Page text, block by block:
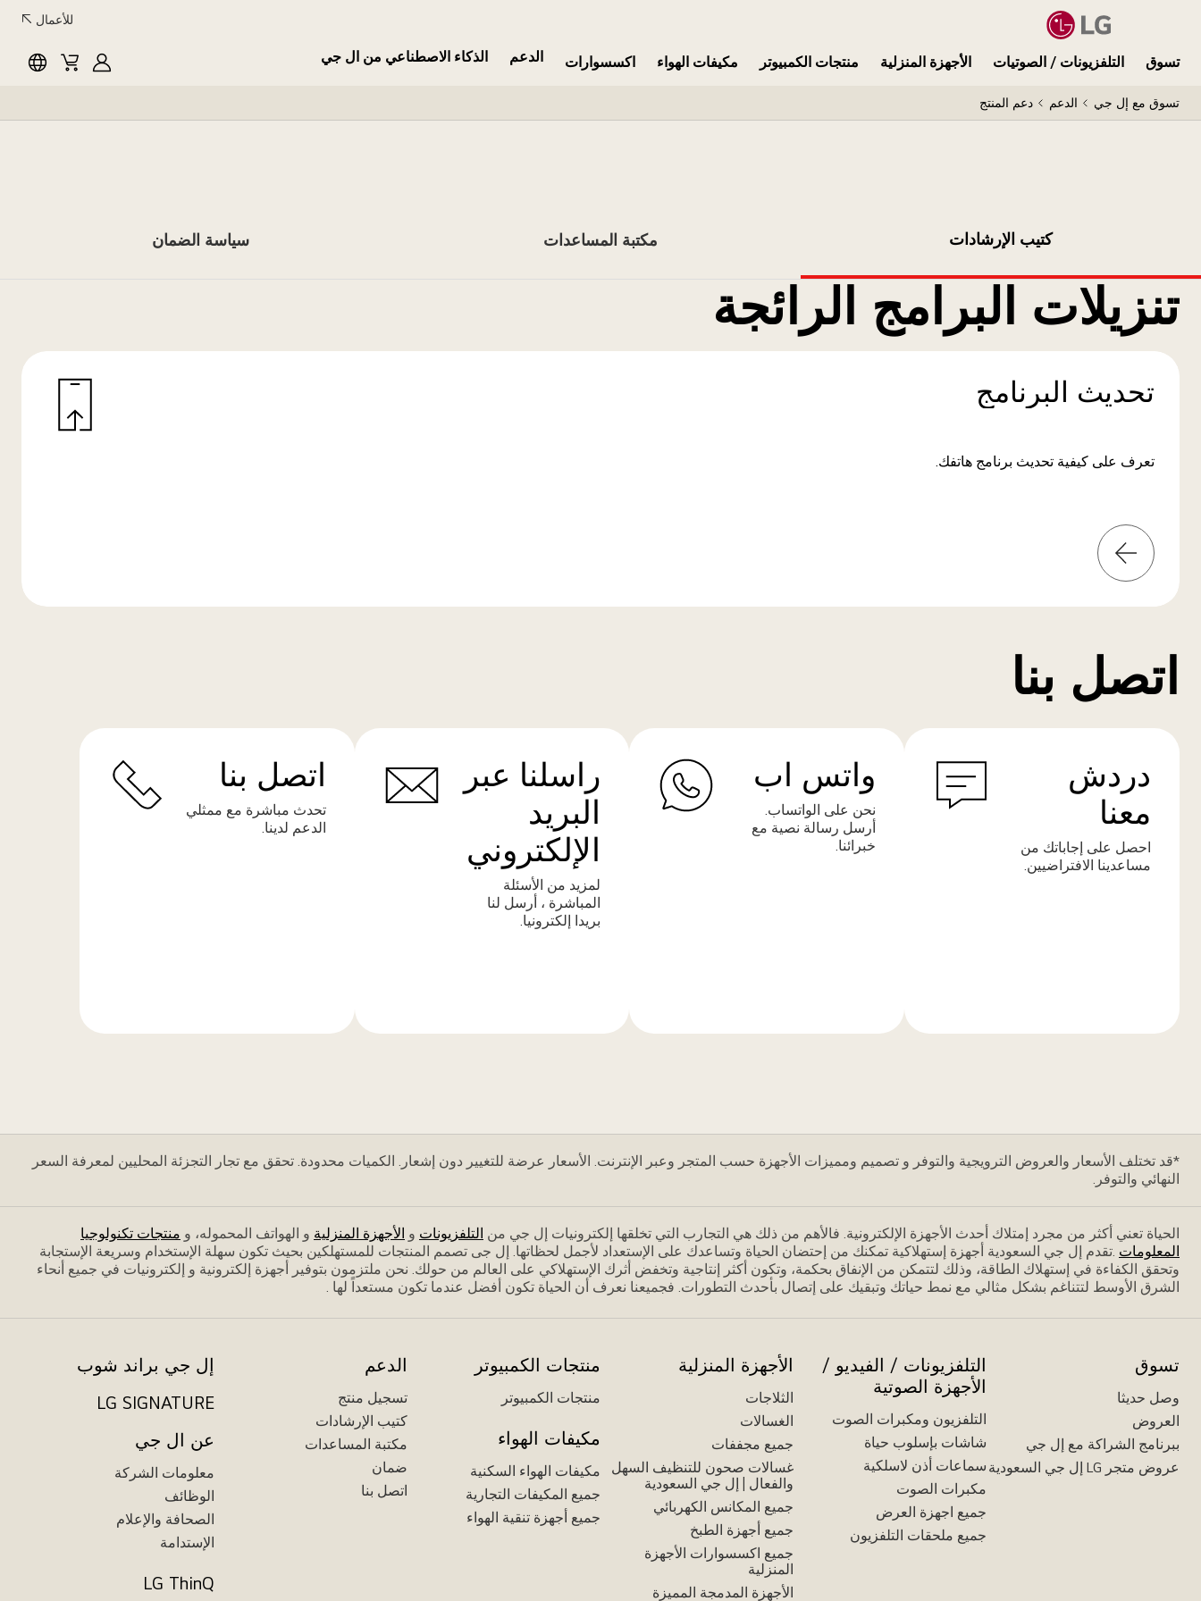
للأعمال
تسوق التلفزيونات / الصوتيات الأجهزة المنزلية منتجات الكمبيوتر مكيفات الهواء اكسسوارات الدعم
الذكاء الاصطناعي من ال جي
MyLG
Cart
تسوق مع إل جي الدعم دعم المنتج
كتيب الإرشادات مكتبة المساعدات سياسة الضمان
تنزيلات البرامج الرائجة
تحديث البرنامج
تعرف على كيفية تحديث برنامج هاتفك.
المزيد
من
المعلومات
اتصل بنا
دردش
معنا
احصل على إجاباتك من
مساعدينا الافتراضيين.
واتس اب
نحن على الواتساب.
أرسل رسالة نصية مع
خبرائنا.
راسلنا عبر
البريد
الإلكتروني
لمزيد من الأسئلة
المباشرة ، أرسل لنا
بريدا إلكترونيا.
اتصل بنا
تحدث مباشرة مع ممثلي
الدعم لدينا.
*قد تختلف الأسعار والعروض الترويجية والتوفر و تصميم ومميزات الأجهزة حسب المتجر وعبر الإنترنت. الأسعار عرضة للتغيير دون إشعار. الكميات محدودة. تحقق مع تجار التجزئة المحليين لمعرفة السعر
النهائي والتوفر.
الحياة تعني أكثر من مجرد إمتلاك أحدث الأجهزة الإلكترونية. فاﻷهم من ذلك هي التجارب التي تخلقها إلكترونيات إل جي من التلفزيونات و الأجهزة المنزلية و الهواتف المحموله، و منتجات تكنولوجيا
المعلومات .تقدم إل جي السعودية أجهزة إستهلاكية تمكنك من إحتضان الحياة وتساعدك على الإستعداد ﻷجمل لحظاتها. إل جى تصمم المنتجات للمستهلكين بحيث تكون سهلة الإستخدام وسريعة الإستجابة
وتحقق الكفاءة في إستهلاك الطاقة، وذلك لتتمكن من الإنفاق بحكمة، وتكون أكثر إنتاجية وتخفض أثرك الإستهلاكي على العالم من حولك. نحن ملتزمون بتوفير أجهزة إلكترونية و إلكترونيات في جميع أنحاء
الشرق الأوسط لتتناغم بشكل مثالي مع نمط حياتك وتبقيك على إتصال بأحدث التطورات. فجميعنا نعرف أن الحياة تكون أفضل عندما تكون مستعداً لها .
تسوق
وصل حديثا
العروض
ببرنامج الشراكة مع إل جي
عروض متجر LG إل جي السعودية
التلفزيونات / الفيديو /
الأجهزة الصوتية
التلفزيون ومكبرات الصوت
شاشات بإسلوب حياة
سماعات أذن لاسلكية
مكبرات الصوت
جميع اجهزة العرض
جميع ملحقات التلفزيون
الأجهزة المنزلية
الثلاجات
الغسالات
جميع مجففات
غسالات صحون للتنظيف السهل
والفعال | إل جي السعودية
جميع المكانس الكهربائي
جميع أجهزة الطبخ
جميع اكسسوارات الأجهزة
المنزلية
الأجهزة المدمجة المميزة
منتجات الكمبيوتر
منتجات الكمبيوتر
مكيفات الهواء
مكيفات الهواء السكنية
جميع المكيفات التجارية
جميع أجهزة تنقية الهواء
الدعم
تسجيل منتج
كتيب الإرشادات
مكتبة المساعدات
ضمان
اتصل بنا
إل جي براند شوب
LG SIGNATURE
عن ال جي
معلومات الشركة
الوظائف
الصحافة والإعلام
الإستدامة
LG ThinQ